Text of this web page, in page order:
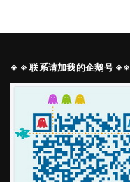
※ ※ 联系请加我的企鹅号 ※※